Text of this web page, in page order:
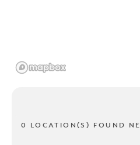
0 LOCATION(S) FOUND